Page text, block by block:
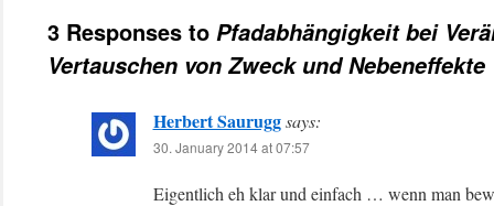
3 Responses to Pfadabhängigkeit bei
Vertauschen von Zweck und Nebeneffekte
Herbert Saurugg says:
30. January 2014 at 07:57
Eigentlich eh klar und einfach … wenn man